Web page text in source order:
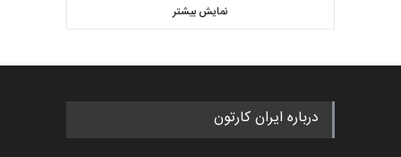
کارتون CARTUNION ، …
جشنواره بین‌المللی کارتون
مدارس پرتغال، ۲۰۲۷
گالری 5 روز قبل
نمایش بیشتر
درباره ایران کارتون